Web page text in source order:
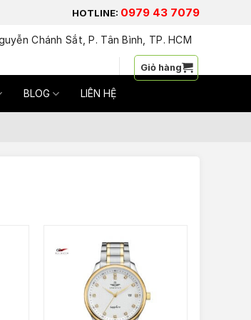
HOTLINE: 0979 43 7079
Chánh Sắt, P. Tân Bình, TP. HCM
Giỏ hàng
BLOG LIÊN HỆ